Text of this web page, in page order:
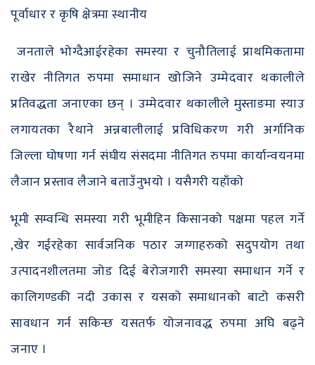
पूर्वाधार र कृषि क्षेत्रमा स्थानीय
जनताले भोग्दैआईरहेका समस्या र चुनौतिलाई प्राथमिकतामा
राखेर नीतिगत रुपमा समाधान खोजिने उम्मेदवार थकालीले
प्रतिवद्धता जनाएका छन् । उम्मेदवार थकालीले मुस्ताङमा स्याउ
लगायतका रैथाने अन्नबालीलाई प्रविधिकरण गरी अर्गानिक
जिल्ला घोषणा गर्न संघीय संसदमा नीतिगत रुपमा कार्यान्वयनमा
लैजान प्रस्ताव लैजाने बताउँनुभयो । यसैगरी यहाँको
भूमी सम्वन्धि समस्या गरी भूमीहिन किसानको पक्षमा पहल गर्ने
,खेर गईरहेका सार्वजनिक पठार जग्गाहरुको सदुपयोग तथा
उत्पादनशीलतमा जोड दिई बेरोजगारी समस्या समाधान गर्ने र
कालिगण्डकी नदी उकास र यसको समाधानको बाटो कसरी
सावधान गर्न सकिन्छ यसतर्फ योजनावद्ध रुपमा अघि बढ्ने
जनाए ।